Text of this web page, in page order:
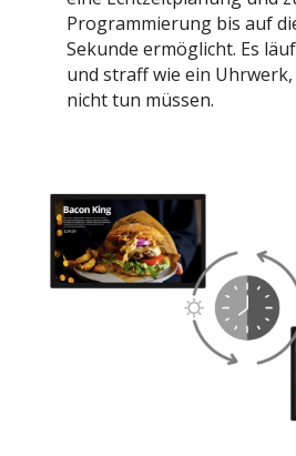
Programmierung bis auf
Sekunde ermöglicht. Es
und straff wie ein Uhrwerk,
nicht tun müssen.